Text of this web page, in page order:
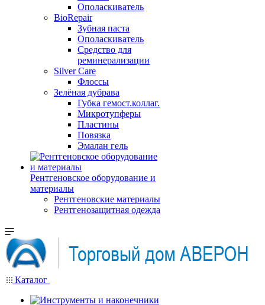
Ополаскиватель
BioRepair
Зубная паста
Ополаскиватель
Средство для
реминерализации
Silver Care
Флоссы
Зелёная дубрава
Губка гемост.коллаг.
Микротупферы
Пластины
Повязка
Эмалан гель
Рентгеновское оборудование и
материалы
Рентгеновские материалы
Рентгенозащитная одежда
Каталог